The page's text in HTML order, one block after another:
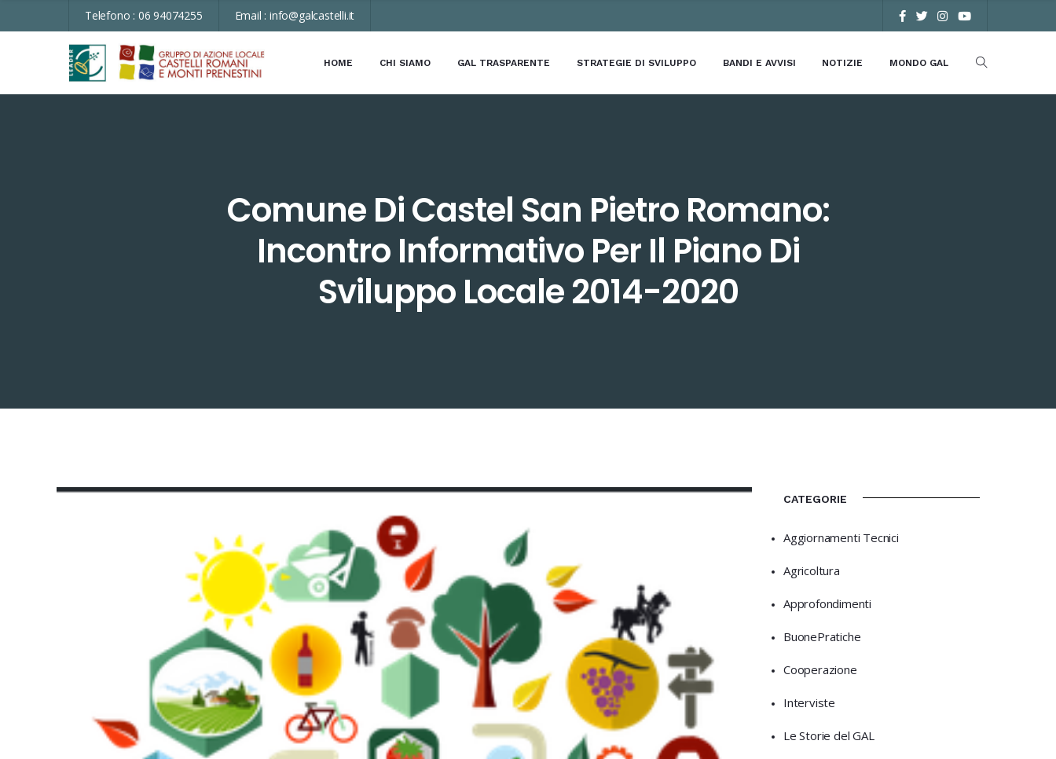
Telefono : 06 94074255 Email :info@galcastelli.it
HOME CHI SIAMO GAL TRASPARENTE STRATEGIE DI SVILUPPO BANDI E AVVISI NOTIZIE MONDO GAL
Comune Di Castel San Pietro Romano:
Incontro Informativo Per Il Piano Di
Sviluppo Locale 2014-2020
CATEGORIE
Aggiornamenti Tecnici
Agricoltura
Approfondimenti
BuonePratiche
Cooperazione
Interviste
Le Storie del GAL